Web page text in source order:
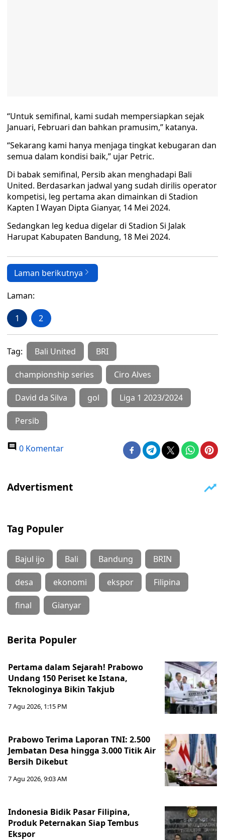
“Untuk semifinal, kami sudah mempersiapkan sejak
Januari, Februari dan bahkan pramusim,” katanya.
“Sekarang kami hanya menjaga tingkat kebugaran dan
semua dalam kondisi baik,” ujar Petric.
Di babak semifinal, Persib akan menghadapi Bali
United. Berdasarkan jadwal yang sudah dirilis operator
kompetisi, leg pertama akan dimainkan di Stadion
Kapten I Wayan Dipta Gianyar, 14 Mei 2024.
Sedangkan leg kedua digelar di Stadion Si Jalak
Harupat Kabupaten Bandung, 18 Mei 2024.
Laman berikutnya
Laman:
1 2
Tag: Bali United BRI
championship series Ciro Alves
David da Silva gol Liga 1 2023/2024
Persib
0 Komentar
Tag Populer
Bajul ijo Bali Bandung BRIN
desa ekonomi ekspor Filipina
final Gianyar
Berita Populer
Pertama dalam Sejarah! Prabowo
Undang 150 Periset ke Istana,
Teknologinya Bikin Takjub
7 Agu 2026, 1:15 PM
Prabowo Terima Laporan TNI: 2.500
Jembatan Desa hingga 3.000 Titik Air
Bersih Dikebut
7 Agu 2026, 9:03 AM
Indonesia Bidik Pasar Filipina,
Produk Peternakan Siap Tembus
Ekspor